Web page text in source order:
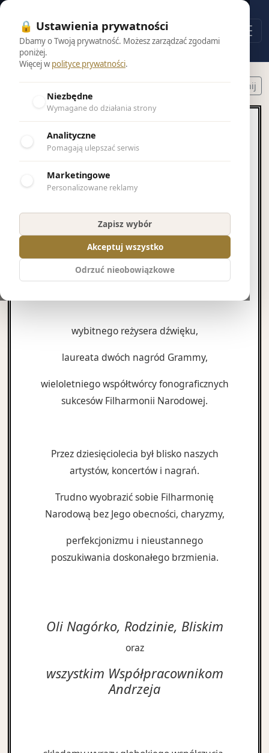
Powrót do wyników Drukuj nekrolog Udostępnij
Andrzej Sasin
Z wielkim żalem przyjęliśmy wiadomość o
odejściu
Andrzeja Sasina
wybitnego reżysera dźwięku,
laureata dwóch nagród Grammy,
wieloletniego współtwórcy fonograficznych
sukcesów Filharmonii Narodowej.
Przez dziesięciolecia był blisko naszych
artystów, koncertów i nagrań.
Trudno wyobrazić sobie Filharmonię
Narodową bez Jego obecności, charyzmy,
perfekcjonizmu i nieustannego
poszukiwania doskonałego brzmienia.
Oli Nagórko, Rodzinie, Bliskim
oraz
wszystkim Współpracownikom
Andrzeja
🔒 Ustawienia prywatności
Dbamy o Twoją prywatność. Możesz zarządzać zgodami
poniżej.
Więcej wpolityce prywatności.
Niezbędne
Wymagane do działania strony
Analityczne
Pomagają ulepszać serwis
Marketingowe
Personalizowane reklamy
Zapisz wybór
Akceptuj wszystko
Odrzuć nieobowiązkowe